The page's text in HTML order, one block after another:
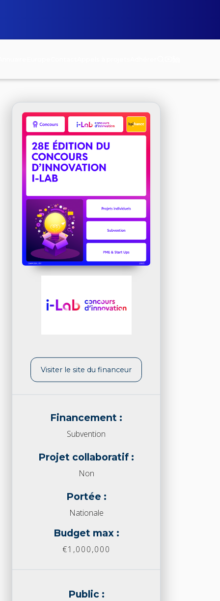
Visiter le site du financeur
Financement :
Subvention
Projet collaboratif :
Non
Portée :
Nationale
Budget max :
€1,000,000
Public :